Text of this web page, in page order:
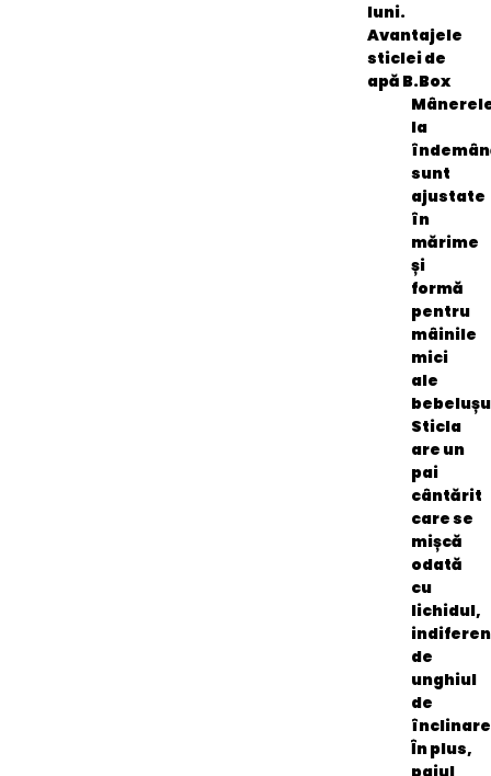
luni.
Avantajele
sticlei de
apă B.Box
la
sunt
ajustate
în
mărime
și
formă
pentru
mâinile
mici
ale
Sticla
are un
pai
cântărit
care se
mișcă
odată
cu
lichidul,
de
unghiul
de
În plus,
paiul